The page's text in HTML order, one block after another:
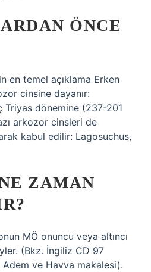
ÖNCE
en temel açıklama Erken
cinsine dayanır:
Triyas dönemine (237-201
arkozor cinsleri de
kabul edilir: Lagosuchus,
ZAMAN
MÖ onuncu veya altıncı
(Bkz. İngiliz CD 97
ve Havva makalesi).